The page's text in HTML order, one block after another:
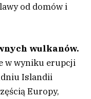
od domów i
wulkanów.
w wyniku erupcji
Islandii
Europy,